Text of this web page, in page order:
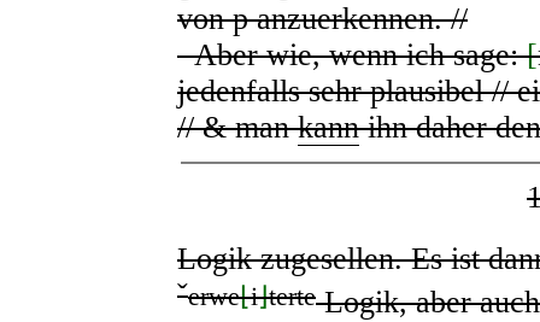
vonpanzuerkennen. //
Aber wie, wenn ich sage:[
jedenfalls sehr plausibel //
// & mankannihn daher
Logik zugesellen. Es ist
ˇerwe⌊i⌋terteLogik, aber